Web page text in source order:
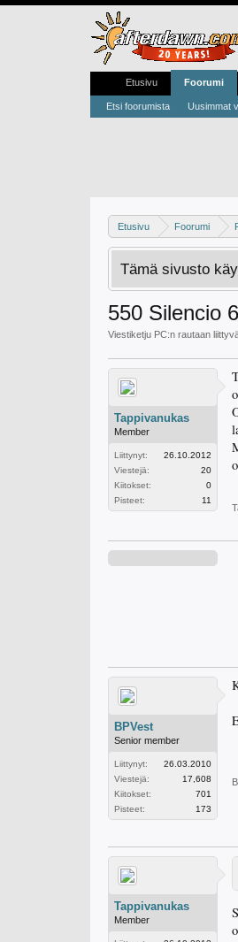
Etusivu Foorumi
Tämä sivusto
550 Silencio
Viestiketju PC:n rautaan
Tappivanukas
Member
Liittynyt:
26.10.2012
Viestejä:
20
Kiitokset:
0
Pisteet:
11
BPVest
Senior member
Liittynyt:
26.03.2010
Viestejä:
17,608
Kiitokset:
701
Pisteet:
173
Tappivanukas
Member
Etusivu Foorumi
Etsi foorumista Uusimmat